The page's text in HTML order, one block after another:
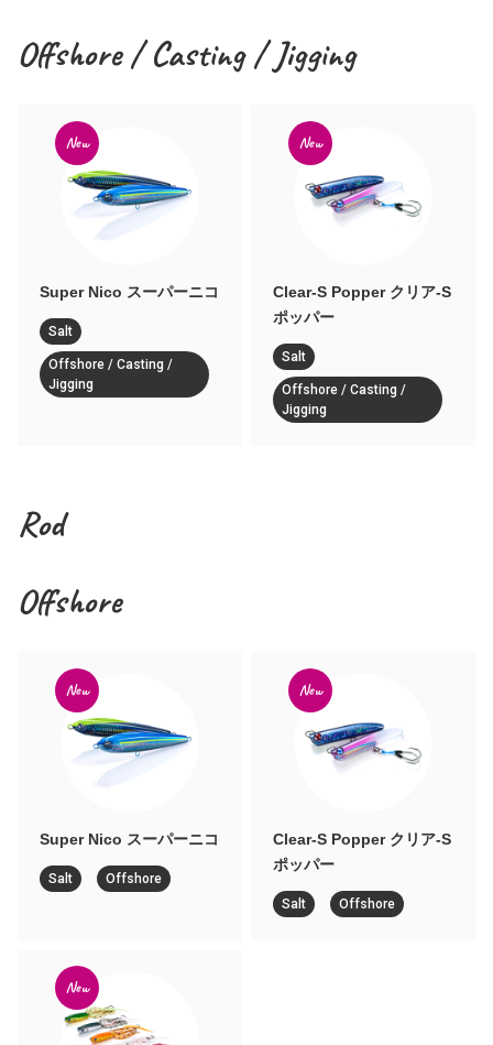
Offshore / Casting / Jigging
New
Super Nico スーパーニコ
Salt
Offshore / Casting /
Jigging
New
Clear-S Popper クリア-S
ポッパー
Salt
Offshore / Casting /
Jigging
Rod
Offshore
New
Super Nico スーパーニコ
Salt Offshore
New
Clear-S Popper クリア-S
ポッパー
Salt Offshore
New